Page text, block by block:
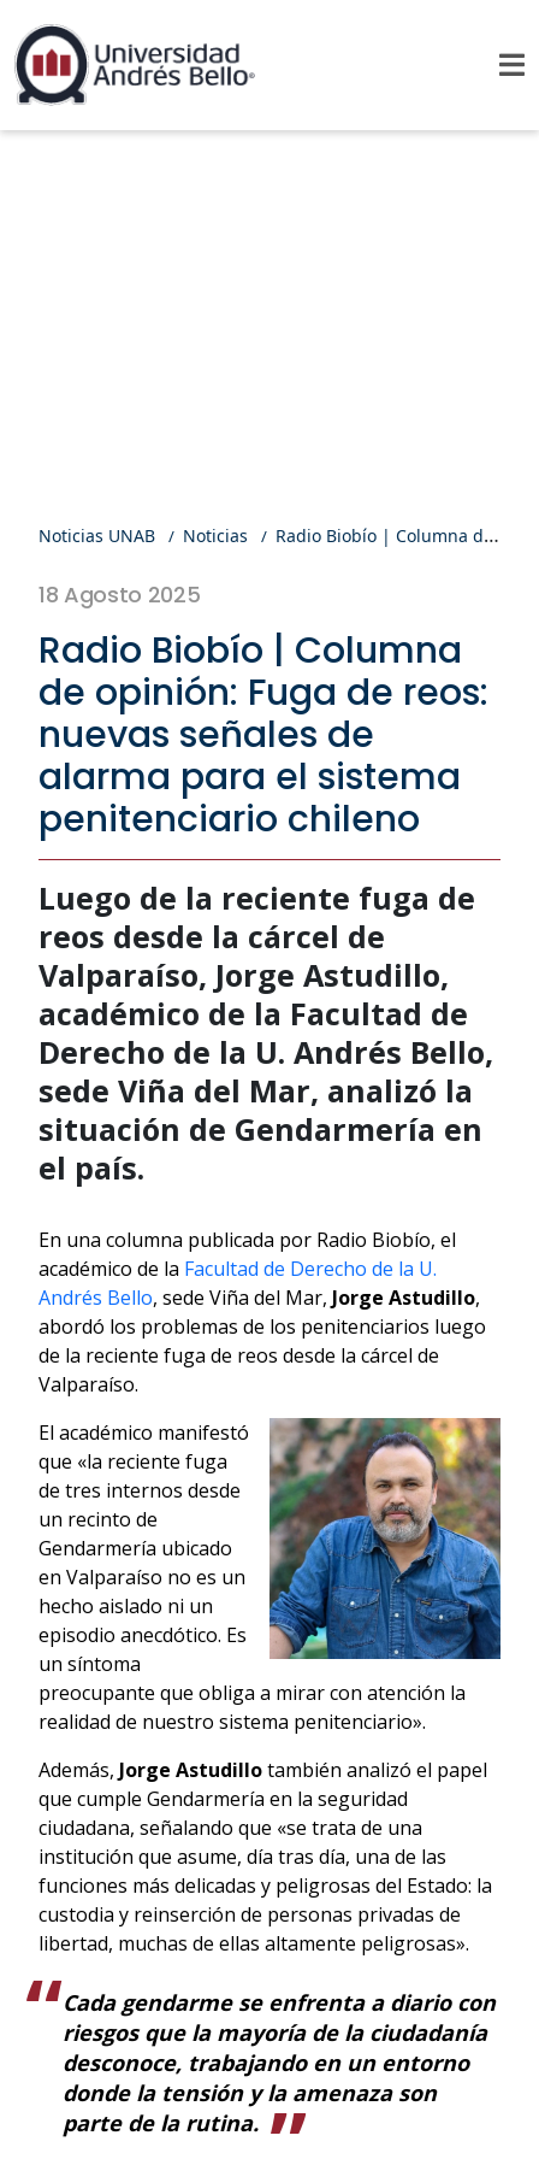
Noticias UNAB Noticias Radio Biobío | Columna de opinión: Fuga de reos: nuevas señales de alarma para el sistema penitenciario chileno
18 Agosto 2025
Radio Biobío | Columna
de opinión: Fuga de reos:
nuevas señales de
alarma para el sistema
penitenciario chileno
Luego de la reciente fuga de
reos desde la cárcel de
Valparaíso, Jorge Astudillo,
académico de la Facultad de
Derecho de la U. Andrés Bello,
sede Viña del Mar, analizó la
situación de Gendarmería en
el país.
En una columna publicada por Radio Biobío, el
académico de la Facultad de Derecho de la U.
Andrés Bello, sede Viña del Mar, Jorge Astudillo,
abordó los problemas de los penitenciarios luego
de la reciente fuga de reos desde la cárcel de
Valparaíso.
El académico manifestó
que «la reciente fuga
de tres internos desde
un recinto de
Gendarmería ubicado
en Valparaíso no es un
hecho aislado ni un
episodio anecdótico. Es
un síntoma
preocupante que obliga a mirar con atención la
realidad de nuestro sistema penitenciario».
Además, Jorge Astudillotambién analizó el papel
que cumple Gendarmería en la seguridad
ciudadana, señalando que «se trata de una
institución que asume, día tras día, una de las
funciones más delicadas y peligrosas del Estado: la
custodia y reinserción de personas privadas de
libertad, muchas de ellas altamente peligrosas».
Cada gendarme se enfrenta a diario con
riesgos que la mayoría de la ciudadanía
desconoce, trabajando en un entorno
donde la tensión y la amenaza son
parte de la rutina.